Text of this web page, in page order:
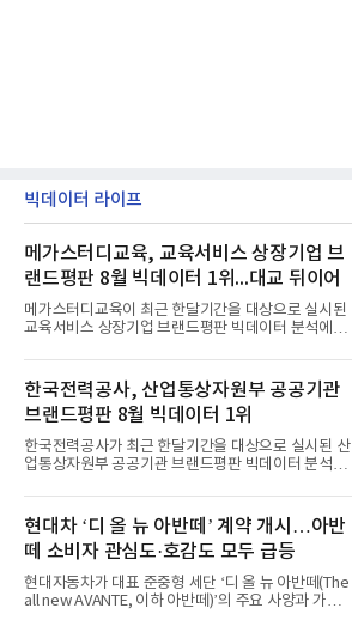
빅데이터 라이프
메가스터디교육, 교육서비스 상장기업 브
랜드평판 8월 빅데이터 1위...대교 뒤이어
메가스터디교육이 최근 한달기간을 대상으로 실시된
교육서비스 상장기업 브랜드평판 빅데이터 분석에서
일 한국기업평판연구소(소장 구창환)는 국내 교육서
비스 상장기업 브랜드를 대상으로 지난 7월 7일부터
8월 7일까지 수집된 소비자 빅데이터 10,074,233건
을 분석한 결과, 메가스터디교육이 브랜드평판지수
1,710,926을 기록하며 8월 1위에 올랐다고 밝혔다.
분석에 활용된 빅데이터는 지난 7월(9,491,206건) 대
비 6.14% 증가한 수치로, 교육서비스 상장기업 브랜
디교육, 대교, 디지
한국전력공사, 산업통상자원부 공공기관
브랜드평판 8월 빅데이터 1위
한국전력공사가 최근 한달기간을 대상으로 실시된 산
업통상자원부 공공기관 브랜드평판 빅데이터 분석에
이 순으로 뒤를 이었다.7일 한국기업평판연구소(소장
구창환)는 산업통상자원부 공공기관 41개 브랜드를
대상으로 지난 7월 7일부터 8월 7일까지 수집된 소비
자 빅데이터 91,102,549건을 분석한 결과, 한국전력
공사가 브랜드평판지수 10,670,633을 기록하며 8월
1위에 올랐다고 밝혔다. 분석에 활용된 빅데이터는 지
난 7월(88,893,823건) 대비 2.48% 증가한 수치다.연
현대차 ‘디 올 뉴 아반떼’ 계약 개시…아반
떼 소비자 관심도·호감도 모두 급등
현대자동차가 대표 준중형 세단 ‘디 올 뉴 아반떼(The
all new AVANTE, 이하 아반떼)’의 주요 사양과 가격